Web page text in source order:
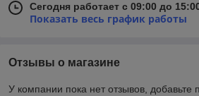
Сегодня работает с 09:00 до
Показать весь график работы
Отзывы о магазине
У компании пока нет отзывов, добавьте